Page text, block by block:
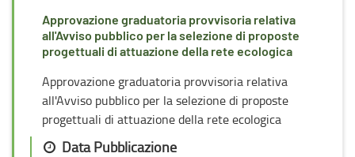
Approvazione graduatoria provvisoria relativa
all'Avviso pubblico per la selezione di proposte
progettuali di attuazione della rete ecologica
Approvazione graduatoria provvisoria relativa
all'Avviso pubblico per la selezione di proposte
progettuali di attuazione della rete ecologica
Data Pubblicazione